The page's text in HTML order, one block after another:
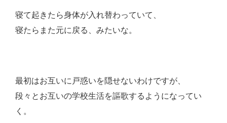
寝て起きたら身体が入れ替わっていて、
寝たらまた元に戻る、みたいな。
最初はお互いに戸惑いを隠せないわけですが、
段々とお互いの学校生活を謳歌するようになってい
く。